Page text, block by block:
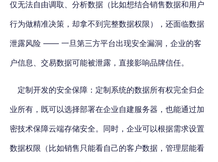
仅无法自由调取、分析数据（比如想结合销售数据和用户
行为做精准决策，却拿不到完整数据权限），还面临数据
泄露风险 —— 一旦第三方平台出现安全漏洞，企业的客
户信息、交易数据可能被泄露，直接影响品牌信任。
定制开发的安全保障：定制系统的数据所有权完全归企
业所有，既可以选择部署在企业自建服务器，也能通过加
密技术保障云端存储安全。同时，企业可以根据需求设置
数据权限（比如销售只能看自己的客户数据，管理层能看